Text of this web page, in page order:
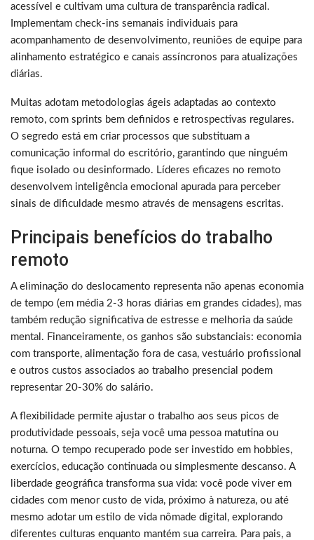
acessível e cultivam uma cultura de transparência radical.
Implementam check-ins semanais individuais para
acompanhamento de desenvolvimento, reuniões de equipe para
alinhamento estratégico e canais assíncronos para atualizações
diárias.
Muitas adotam metodologias ágeis adaptadas ao contexto
remoto, com sprints bem definidos e retrospectivas regulares.
O segredo está em criar processos que substituam a
comunicação informal do escritório, garantindo que ninguém
fique isolado ou desinformado. Líderes eficazes no remoto
desenvolvem inteligência emocional apurada para perceber
sinais de dificuldade mesmo através de mensagens escritas.
Principais benefícios do trabalho
remoto
A eliminação do deslocamento representa não apenas economia
de tempo (em média 2-3 horas diárias em grandes cidades), mas
também redução significativa de estresse e melhoria da saúde
mental. Financeiramente, os ganhos são substanciais: economia
com transporte, alimentação fora de casa, vestuário profissional
e outros custos associados ao trabalho presencial podem
representar 20-30% do salário.
A flexibilidade permite ajustar o trabalho aos seus picos de
produtividade pessoais, seja você uma pessoa matutina ou
noturna. O tempo recuperado pode ser investido em hobbies,
exercícios, educação continuada ou simplesmente descanso. A
liberdade geográfica transforma sua vida: você pode viver em
cidades com menor custo de vida, próximo à natureza, ou até
mesmo adotar um estilo de vida nômade digital, explorando
diferentes culturas enquanto mantém sua carreira. Para pais, a